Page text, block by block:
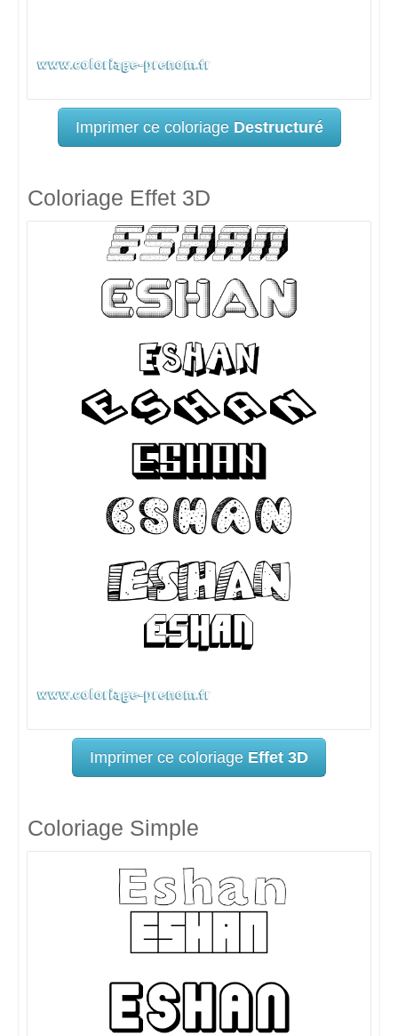
Imprimer ce coloriage Destructuré
Coloriage Effet 3D
Imprimer ce coloriage Effet 3D
Coloriage Simple